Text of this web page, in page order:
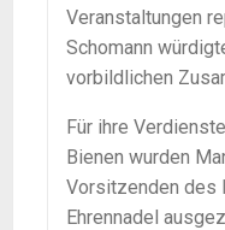
Veranstaltungen
Schomann
vorbildlichen
Für ihre
Bienen wurden
Vorsitzenden des
Ehrennadel